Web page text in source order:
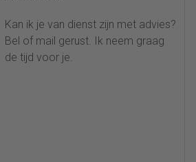
Kan ik je van dienst zijn met advies?
Bel of mail gerust. Ik neem graag
de tijd voor je.